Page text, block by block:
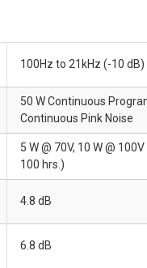
100Hz to 21kHz (-10 dB)
50 W Continuous
Continuous Pink Noise
5 W @ 70V, 10 W @
100 hrs.)
4.8 dB
6.8 dB